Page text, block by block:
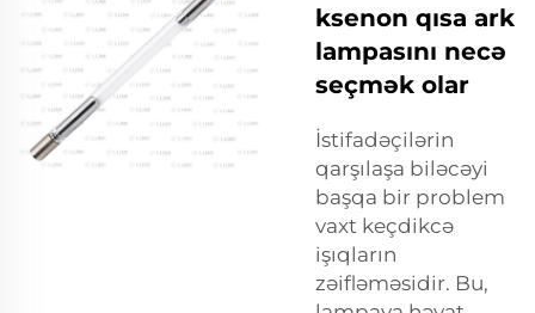
ksenon qısa ark
lampasını necə
seçmək olar
İstifadəçilərin
qarşılaşa biləcəyi
başqa bir problem
vaxt keçdikcə
işıqların
zəifləməsidir. Bu,